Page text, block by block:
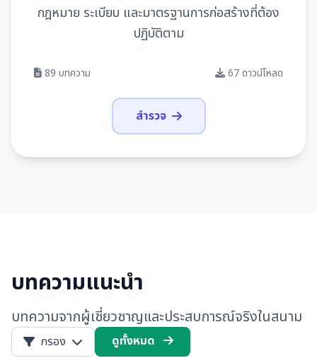
กฎหมาย ระเบียบ และมาตรฐานการก่อสร้างที่ต้อง
ปฏิบัติตาม
89 บทความ 67 ดาวน์โหลด
สำรวจ
บทความแนะนำ
บทความจากผู้เชี่ยวชาญและประสบการณ์จริงในสนาม
กรอง ดูทั้งหมด